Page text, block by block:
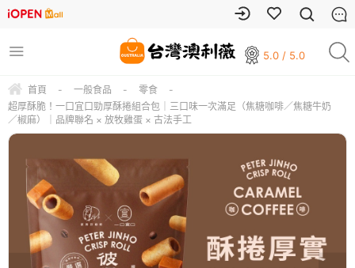
5.0 / 5.0
首頁 - 一般食品 - 零食
-
超厚酥脆！一口宜口勁厚酥捲組合包｜三口味一次滿足（焦糖咖啡／焦糖牛奶
／椒麻）｜品牌聯名 × 放牧雞蛋 × 古法手工